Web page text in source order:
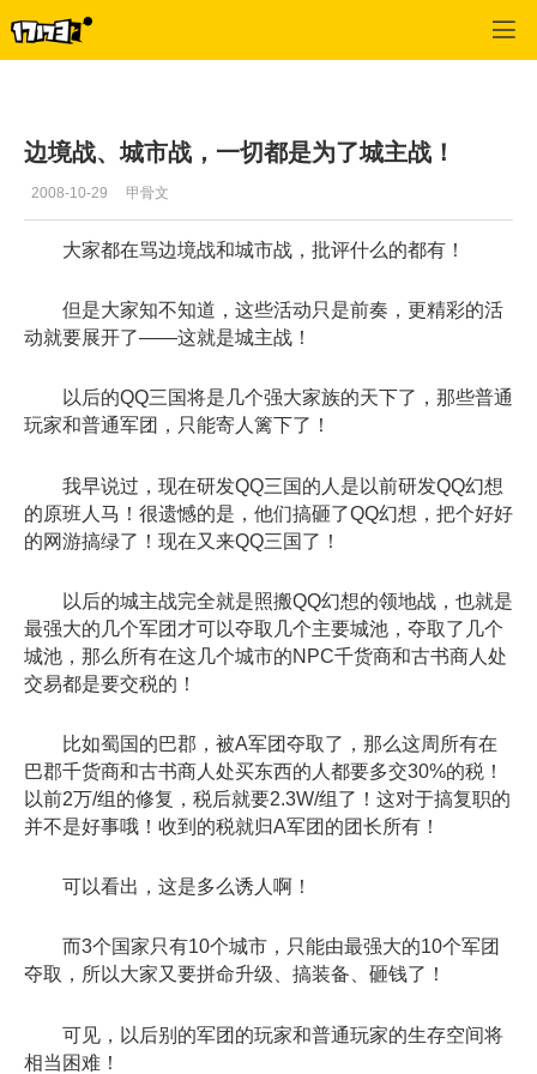
边境战、城市战，一切都是为了城主战！
2008-10-29 甲骨文
大家都在骂边境战和城市战，批评什么的都有！
但是大家知不知道，这些活动只是前奏，更精彩的活
动就要展开了——这就是城主战！
以后的QQ三国将是几个强大家族的天下了，那些普通
玩家和普通军团，只能寄人篱下了！
我早说过，现在研发QQ三国的人是以前研发QQ幻想
的原班人马！很遗憾的是，他们搞砸了QQ幻想，把个好好
的网游搞绿了！现在又来QQ三国了！
以后的城主战完全就是照搬QQ幻想的领地战，也就是
最强大的几个军团才可以夺取几个主要城池，夺取了几个
城池，那么所有在这几个城市的NPC千货商和古书商人处
交易都是要交税的！
比如蜀国的巴郡，被A军团夺取了，那么这周所有在
巴郡千货商和古书商人处买东西的人都要多交30%的税！
以前2万/组的修复，税后就要2.3W/组了！这对于搞复职的
并不是好事哦！收到的税就归A军团的团长所有！
可以看出，这是多么诱人啊！
而3个国家只有10个城市，只能由最强大的10个军团
夺取，所以大家又要拼命升级、搞装备、砸钱了！
可见，以后别的军团的玩家和普通玩家的生存空间将
相当困难！